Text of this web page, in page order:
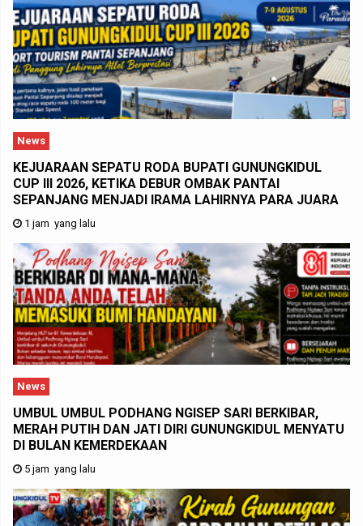
News
KEJUARAAN SEPATU RODA BUPATI GUNUNGKIDUL
CUP III 2026, KETIKA DEBUR OMBAK PANTAI
SEPANJANG MENJADI IRAMA LAHIRNYA PARA JUARA
1 jam yang lalu
News
UMBUL UMBUL PODHANG NGISEP SARI BERKIBAR,
MERAH PUTIH DAN JATI DIRI GUNUNGKIDUL MENYATU
DI BULAN KEMERDEKAAN
5 jam yang lalu